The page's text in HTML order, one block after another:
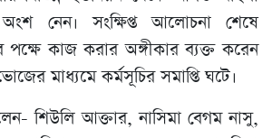
অংশ নেন। সংক্ষিপ্ত আলোচনা শেষে
পক্ষে কাজ করার অঙ্গীকার ব্যক্ত করেন
মাধ্যমে কর্মসূচির সমাপ্তি ঘটে।
শিউলি আক্তার, নাসিমা বেগম নাসু,